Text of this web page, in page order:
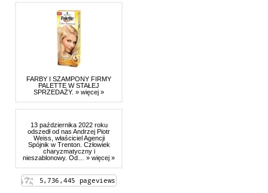
FARBY I SZAMPONY FIRMY
PALETTE W STAŁEJ
SPRZEDAŻY. » więcej »
13 października 2022 roku
odszedł od nas Andrzej Piotr
Weiss, właściciel Agencji
Spójnik w Trenton. Człowiek
charyzmatyczny i
nieszablonowy. Od… » więcej »